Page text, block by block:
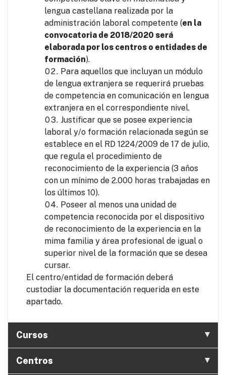
lengua castellana realizada por la
administración laboral competente (en la
convocatoria de 2018/2020 será
elaborada por los centros o entidades de
formación).
Para aquellos que incluyan un módulo
de lengua extranjera se requerirá pruebas
de competencia en comunicación en lengua
extranjera en el correspondiente nivel.
Justificar que se posee experiencia
laboral y/o formación relacionada según se
establece en el RD 1224/2009 de 17 de julio,
que regula el procedimiento de
reconocimiento de la experiencia (3 años
con un mínimo de 2.000 horas trabajadas en
los últimos 10).
Poseer al menos una unidad de
competencia reconocida por el dispositivo
de reconocimiento de la experiencia en la
mima familia y área profesional de igual o
superior nivel de la formación que se desea
cursar.
El centro/entidad de formación deberá
custodiar la documentación requerida en este
apartado.
Cursos
Centros